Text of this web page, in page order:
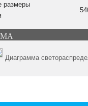
размеры
Диаграмма